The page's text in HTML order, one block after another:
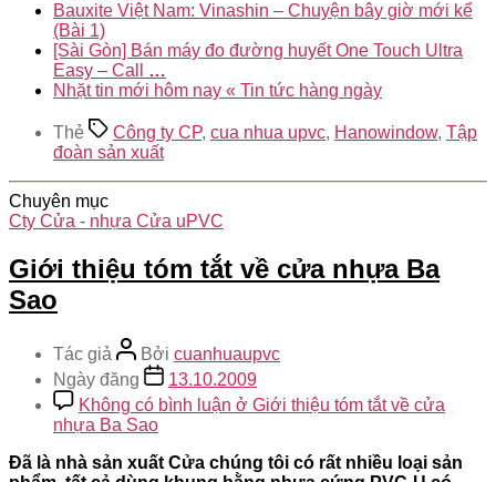
Bauxite Việt Nam: Vinashin – Chuyện bây giờ mới kể
(Bài 1)
[Sài Gòn] Bán máy đo đường huyết One Touch Ultra
Easy – Call …
Nhặt tin mới hôm nay « Tin tức hàng ngày
Thẻ Công ty CP, cua nhua upvc, Hanowindow, Tập
đoàn sản xuất
Chuyên mục
Cty Cửa - nhựa Cửa uPVC
Giới thiệu tóm tắt về cửa nhựa Ba
Sao
Tác giả Bởi cuanhuaupvc
Ngày đăng
13.10.2009
Không có bình luận ở Giới thiệu tóm tắt về cửa
nhựa Ba Sao
Đã là nhà sản xuất Cửa chúng tôi có rất nhiều loại sản